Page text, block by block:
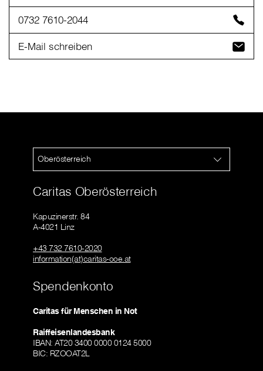
0732 7610-2044
E-Mail schreiben
Oberösterreich
Caritas Oberösterreich
Kapuzinerstr. 84
A-4021 Linz
+43 732 7610-2020
information(at)caritas-ooe.at
Spendenkonto
Caritas für Menschen in Not
Raiffeisenlandesbank
IBAN: AT20 3400 0000 0124 5000
BIC: RZOOAT2L